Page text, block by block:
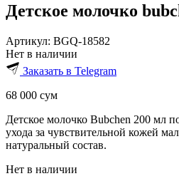
Детское молочко
Артикул: BGQ-18582
Нет в наличии
Заказать в Telegram
68 000 сум
Детское молочко Bubchen 200 мл
ухода за чувствительной кожей
натуральный состав.
Нет в наличии